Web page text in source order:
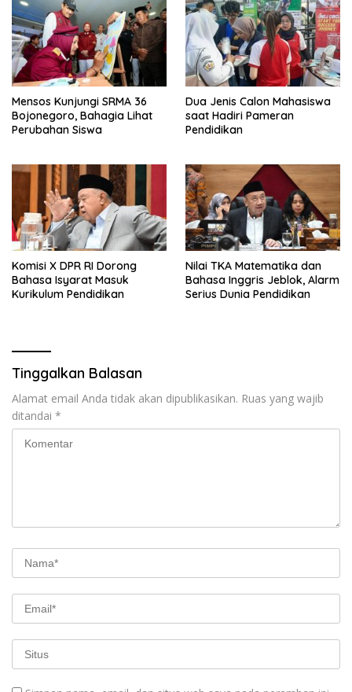
Mensos Kunjungi SRMA 36
Bojonegoro, Bahagia Lihat
Perubahan Siswa
Dua Jenis Calon Mahasiswa
saat Hadiri Pameran
Pendidikan
Komisi X DPR RI Dorong
Bahasa Isyarat Masuk
Kurikulum Pendidikan
Nilai TKA Matematika dan
Bahasa Inggris Jeblok, Alarm
Serius Dunia Pendidikan
Tinggalkan Balasan
Alamat email Anda tidak akan dipublikasikan. Ruas yang wajib
ditandai *